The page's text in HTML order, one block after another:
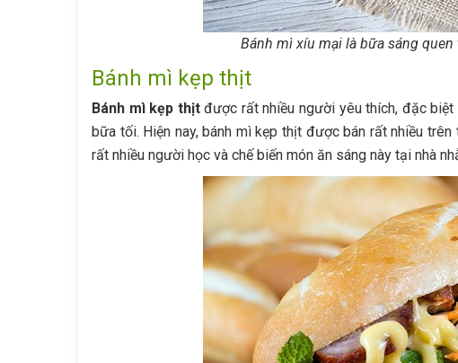
Bánh mì xíu mại là bữa sáng
Bánh mì kẹp thịt
Bánh mì kẹp thịtđược rất nhiều người yêu thích, đặc
bữa tối. Hiện nay, bánh mì kẹp thịt được bán rất nhiều
rất nhiều người học và chế biến món ăn sáng này tại nhà